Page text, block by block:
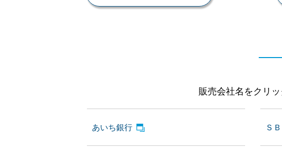
販売会社名をクリ
あいち銀行 Ｓ